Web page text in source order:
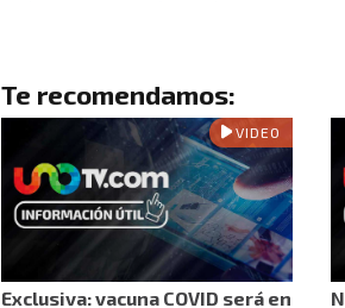
Te recomendamos:
VIDEO
Exclusiva: vacuna COVID será en